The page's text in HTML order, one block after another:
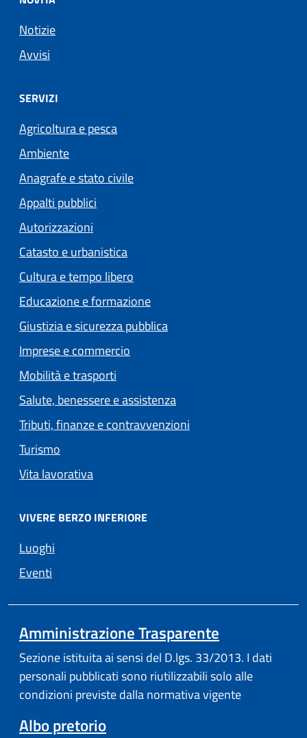
Notizie
Avvisi
SERVIZI
Agricoltura e pesca
Ambiente
Anagrafe e stato civile
Appalti pubblici
Autorizzazioni
Catasto e urbanistica
Cultura e tempo libero
Educazione e formazione
Giustizia e sicurezza pubblica
Imprese e commercio
Mobilità e trasporti
Salute, benessere e assistenza
Tributi, finanze e contravvenzioni
Turismo
Vita lavorativa
VIVERE BERZO INFERIORE
Luoghi
Eventi
Amministrazione Trasparente
Sezione istituita ai sensi del D.lgs. 33/2013. I dati
personali pubblicati sono riutilizzabili solo alle
condizioni previste dalla normativa vigente
Albo pretorio